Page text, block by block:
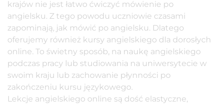
krajów nie jest łatwo ćwiczyć mówienie po
angielsku. Z tego powodu uczniowie czasami
zapominają, jak mówić po angielsku. Dlatego
oferujemy również kursy angielskiego dla dorosłych
online. To świetny sposób, na naukę angielskiego
podczas pracy lub studiowania na uniwersytecie w
swoim kraju lub zachowanie płynności po
zakończeniu kursu językowego.
Lekcje angielskiego online są dość elastyczne,